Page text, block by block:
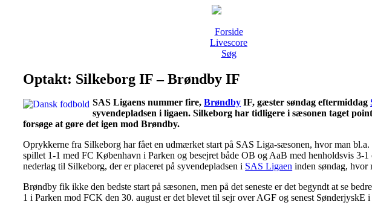
Forside
Livescore
Søg
Optakt: Silkeborg IF – Brøndby IF
SAS Ligaens nummer fire,Brøndby IF, gæster søndag eftermiddag
syvendepladsen i ligaen. Silkeborg har tidligere i sæsonen taget
forsøge at gøre det igen mod Brøndby.
Oprykkerne fra Silkeborg har fået en udmærket start på SAS Liga-sæsonen, hvor man
spillet 1-1 med FC København i Parken og besejret både OB og AaB med henholdsvis 3-
nederlag til Silkeborg, der er placeret på syvendepladsen i SAS Ligaen inden søndag, hvor
Brøndby fik ikke den bedste start på sæsonen, men på det seneste er det begyndt at se
1 i Parken mod FCK den 30. august er det blevet til sejr over AGF og senest SønderjyskE i